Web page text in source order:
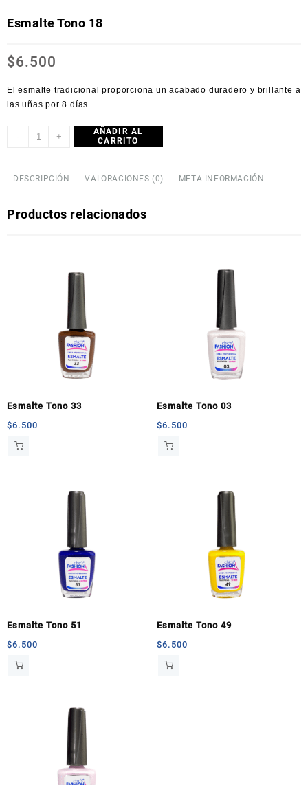
Esmalte Tono 18
$6.500
El esmalte tradicional proporciona un acabado duradero y brillante a
las uñas por 8 días.
- +
AÑADIR AL
CARRITO
DESCRIPCIÓN VALORACIONES (0) META INFORMACIÓN
Productos relacionados
Esmalte Tono 33
$6.500
Esmalte Tono 03
$6.500
Esmalte Tono 51
$6.500
Esmalte Tono 49
$6.500